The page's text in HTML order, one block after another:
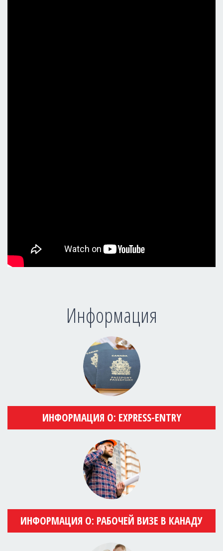
Информация
ИНФОРМАЦИЯ О: EXPRESS-ENTRY
ИНФОРМАЦИЯ О: РАБОЧЕЙ ВИЗЕ В КАНАДУ